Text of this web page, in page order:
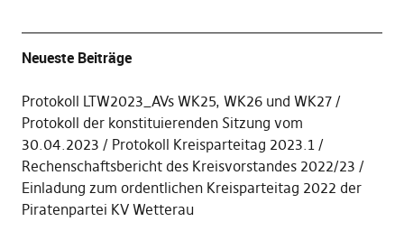
Neueste Beiträge
Protokoll LTW2023_AVs WK25, WK26 und WK27
Protokoll der konstituierenden Sitzung vom
30.04.2023
Protokoll Kreisparteitag 2023.1
Rechenschaftsbericht des Kreisvorstandes 2022/23
Einladung zum ordentlichen Kreisparteitag 2022 der
Piratenpartei KV Wetterau